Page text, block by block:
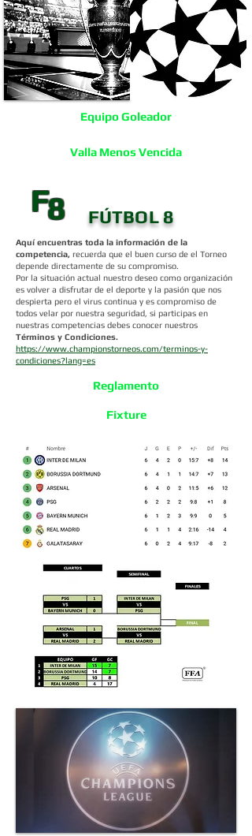
Equipo Goleador
Valla Menos Vencida
F8 FÚTBOL 8
Aquí encuentras toda la información de la
competencia, recuerda que el buen curso de el Torneo
depende directamente de su compromiso.
Por la situación actual nuestro deseo como organización
es volver a disfrutar de el deporte y la pasión que nos
despierta pero el virus continua y es compromiso de
todos velar por nuestra seguridad, si participas en
nuestras competencias debes conocer nuestros
Términos y Condiciones.
https://www.championstorneos.com/terminos-y-
condiciones?lang=es
Reglamento
Fixture
Réplica